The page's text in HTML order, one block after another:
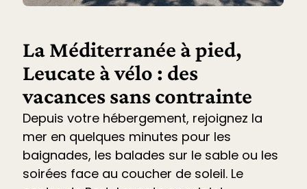
La Méditerranée à pied,
Leucate à vélo : des
vacances sans contrainte
Depuis votre hébergement, rejoignez la
mer en quelques minutes pour les
baignades, les balades sur le sable ou les
soirées face au coucher de soleil. Le